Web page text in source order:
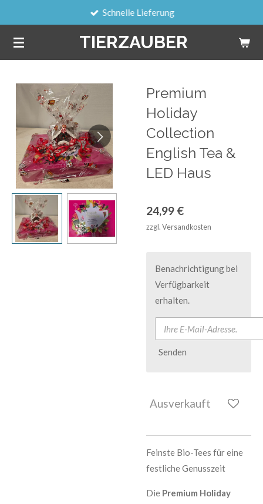
springen
TIERZAUBER
Schnelle Lieferung
Premium
Holiday
Collection
English Tea &
LED Haus
24,99 €
zzgl. Versandkosten
Benachrichtigung bei
Verfügbarkeit
erhalten.
Senden
Ausverkauft
Feinste Bio-Tees für eine
festliche Genusszeit
Die Premium Holiday